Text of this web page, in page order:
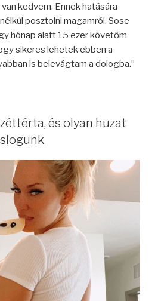
kedvem. Ennek hatására
posztolni magamról. Sose
hónap alatt 15 ezer követőm
sikeres lehetek ebben a
is belevágtam a dologba.”
és olyan huzat